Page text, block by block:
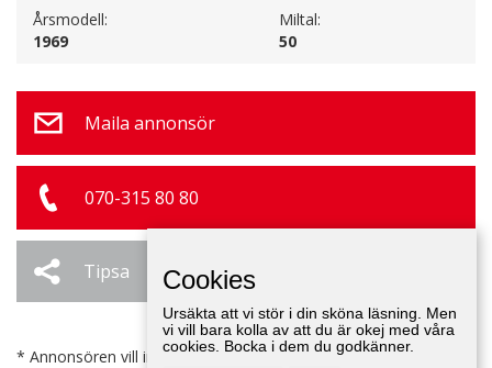
Årsmodell:
1969
Miltal:
50
Maila annonsör
070-315 80 80
Tipsa
* Annonsören vill inte bli kontaktad av försäljare.
Cookies
Ursäkta att vi stör i din sköna läsning. Men
vi vill bara kolla av att du är okej med våra
cookies. Bocka i dem du godkänner.